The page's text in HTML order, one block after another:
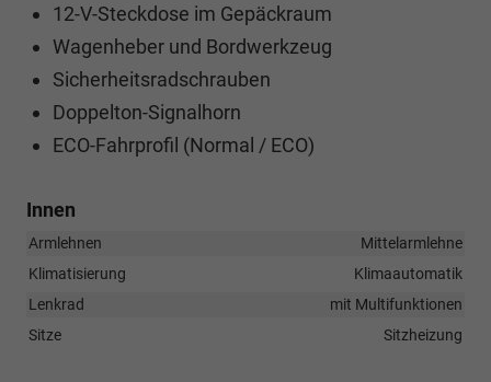
12-V-Steckdose im Gepäckraum
Wagenheber und Bordwerkzeug
Sicherheitsradschrauben
Doppelton-Signalhorn
ECO-Fahrprofil (Normal / ECO)
Innen
Armlehnen
Mittelarmlehne
Klimatisierung
Klimaautomatik
Lenkrad
mit Multifunktionen
Sitze
Sitzheizung